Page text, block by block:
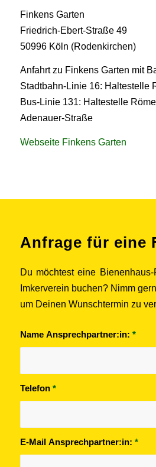
Finkens Garten
Friedrich-Ebert-Straße 49
50996 Köln (Rodenkirchen)
Anfahrt zu Finkens Garten mit
Stadtbahn-Linie 16: Haltestelle
Bus-Linie 131: Haltestelle
Adenauer-Straße
Webseite Finkens Garten
Anfrage für eine
Du möchtest eine
Imkerverein buchen? Nimm
um Deinen Wunschtermin zu
Name Ansprechpartner:in: *
Telefon *
E-Mail Ansprechpartner:in: *